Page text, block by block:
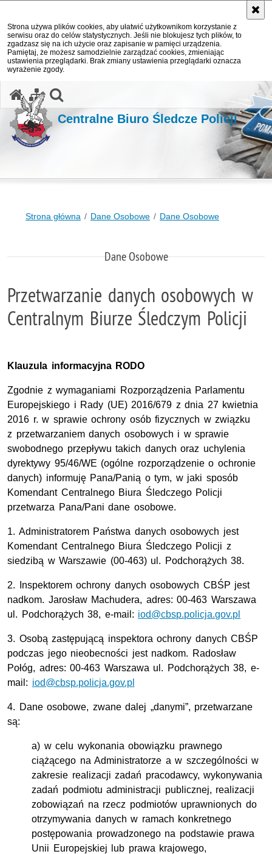
Strona używa plików cookies, aby ułatwić użytkownikom korzystanie z
serwisu oraz do celów statystycznych. Jeśli nie blokujesz tych plików, to
zgadzasz się na ich użycie oraz zapisanie w pamięci urządzenia.
Pamiętaj, że możesz samodzielnie zarządzać cookies, zmieniając
ustawienia przeglądarki. Brak zmiany ustawienia przeglądarki oznacza
wyrażenie zgody.
Centralne Biuro Śledcze Policji
Strona główna Dane Osobowe Dane Osobowe
Dane Osobowe
Przetwarzanie danych osobowych w
Centralnym Biurze Śledczym Policji
Klauzula informacyjna RODO
Zgodnie z wymaganiami Rozporządzenia Parlamentu
Europejskiego i Rady (UE) 2016/679 z dnia 27 kwietnia
2016 r. w sprawie ochrony osób fizycznych w związku
z przetwarzaniem danych osobowych i w sprawie
swobodnego przepływu takich danych oraz uchylenia
dyrektywy 95/46/WE (ogólne rozporządzenie o ochronie
danych) informuję Pana/Panią o tym, w jaki sposób
Komendant Centralnego Biura Śledczego Policji
przetwarza Pana/Pani dane osobowe.
1. Administratorem Państwa danych osobowych jest
Komendant Centralnego Biura Śledczego Policji z
siedzibą w Warszawie (00-463) ul. Podchorążych 38.
2. Inspektorem ochrony danych osobowych CBŚP jest
nadkom. Jarosław Machudera, adres: 00-463 Warszawa
ul. Podchorążych 38, e-mail: iod@cbsp.policja.gov.pl
3. Osobą zastępującą inspektora ochrony danych CBŚP
podczas jego nieobecności jest nadkom. Radosław
Połóg, adres: 00-463 Warszawa ul. Podchorążych 38, e-
mail: iod@cbsp.policja.gov.pl
4. Dane osobowe, zwane dalej „danymi”, przetwarzane
są:
a) w celu wykonania obowiązku prawnego
ciążącego na Administratorze a w szczególności w
zakresie realizacji zadań pracodawcy, wykonywania
zadań podmiotu administracji publicznej, realizacji
zobowiązań na rzecz podmiotów uprawnionych do
otrzymywania danych w ramach konkretnego
postępowania prowadzonego na podstawie prawa
Unii Europejskiej lub prawa krajowego,